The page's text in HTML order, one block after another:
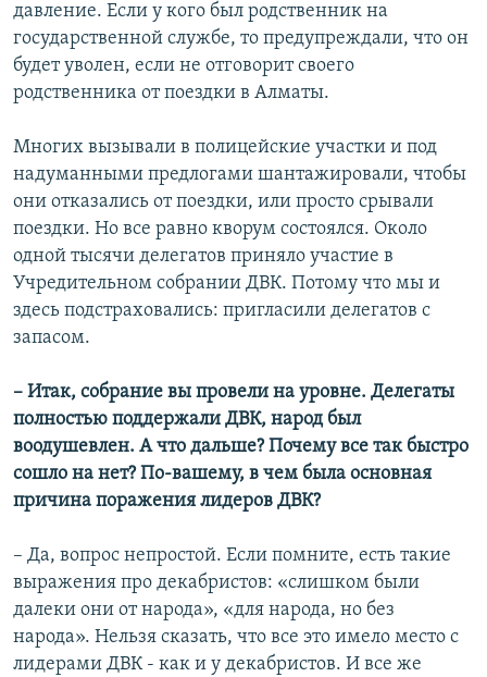
давление. Если у кого был родственник на
государственной службе, то предупреждали, что он
будет уволен, если не отговорит своего
родственника от поездки в Алматы.
Многих вызывали в полицейские участки и под
надуманными предлогами шантажировали, чтобы
они отказались от поездки, или просто срывали
поездки. Но все равно кворум состоялся. Около
одной тысячи делегатов приняло участие в
Учредительном собрании ДВК. Потому что мы и
здесь подстраховались: пригласили делегатов с
запасом.
– Итак, собрание вы провели на уровне. Делегаты
полностью поддержали ДВК, народ был
воодушевлен. А что дальше? Почему все так быстро
сошло на нет? По-вашему, в чем была основная
причина поражения лидеров ДВК?
– Да, вопрос непростой. Если помните, есть такие
выражения про декабристов: «слишком были
далеки они от народа», «для народа, но без
народа». Нельзя сказать, что все это имело место с
лидерами ДВК - как и у декабристов. И все же